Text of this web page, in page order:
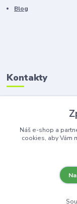
Blog
Kontakty
Zákaznická
+420 603
(Po-Pá, 8-
Náš e-shop a
cookies, aby Vám